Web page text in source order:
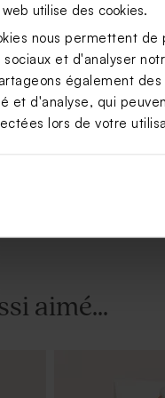
utilise des cookies.
nous permettent de
sociaux et d'analyser
également
et d'analyse, qui
lors de votre
Carte polaroïd
aimé...